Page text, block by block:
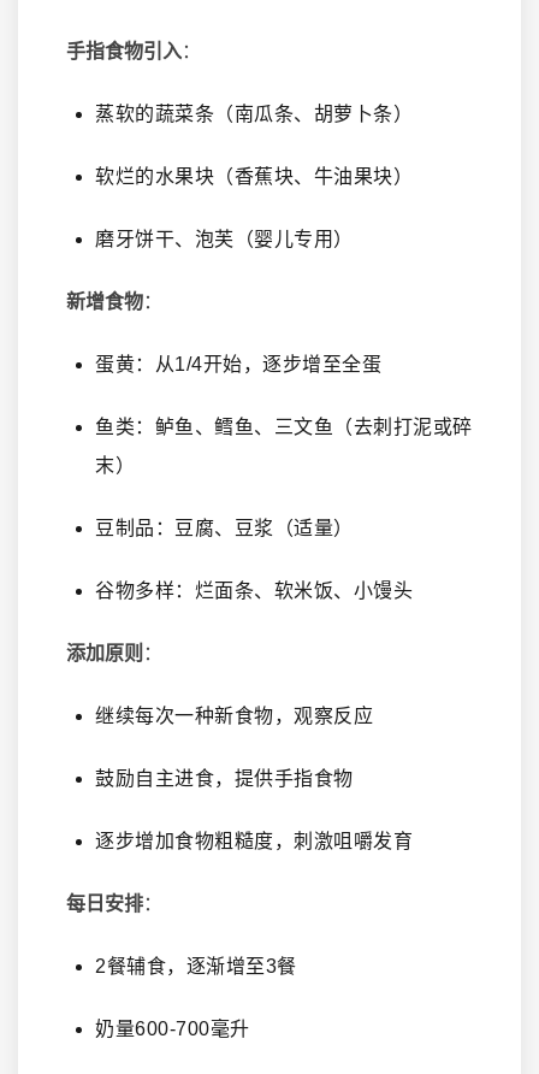
手指食物引入：
蒸软的蔬菜条（南瓜条、胡萝卜条）
软烂的水果块（香蕉块、牛油果块）
磨牙饼干、泡芙（婴儿专用）
新增食物：
蛋黄：从1/4开始，逐步增至全蛋
鱼类：鲈鱼、鳕鱼、三文鱼（去刺打泥或碎
末）
豆制品：豆腐、豆浆（适量）
谷物多样：烂面条、软米饭、小馒头
添加原则 ：
继续每次一种新食物，观察反应
鼓励自主进食，提供手指食物
逐步增加食物粗糙度，刺激咀嚼发育
每日安排：
2餐辅食，逐渐增至3餐
奶量600-700毫升